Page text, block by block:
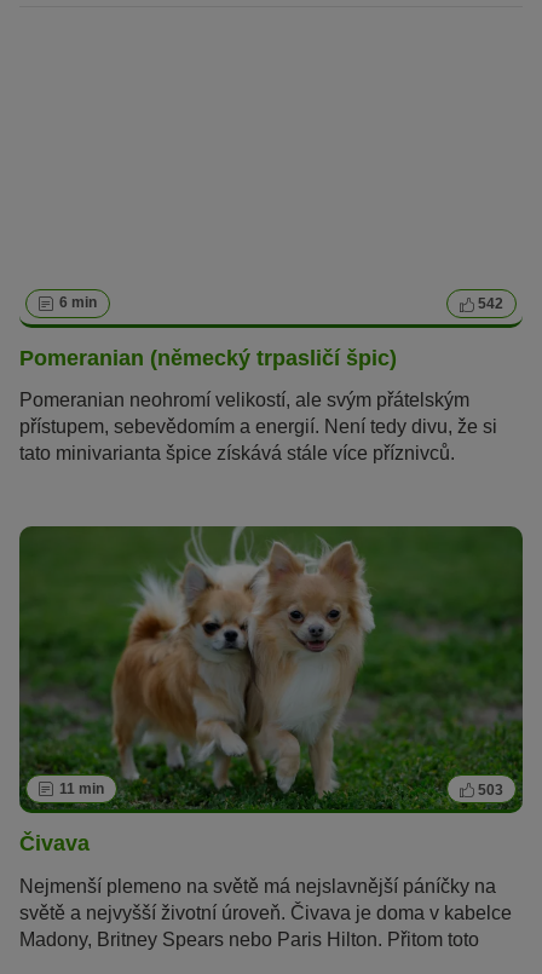
6 min 542
Pomeranian (německý trpasličí špic)
Pomeranian neohromí velikostí, ale svým přátelským
přístupem, sebevědomím a energií. Není tedy divu, že si
tato minivarianta špice získává stále více příznivců.
11 min 503
Čivava
Nejmenší plemeno na světě má nejslavnější páníčky na
světě a nejvyšší životní úroveň. Čivava je doma v kabelce
Madony, Britney Spears nebo Paris Hilton. Přitom toto